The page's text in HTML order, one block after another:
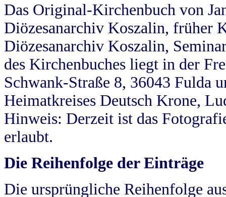
Das Original-Kirchenbuch von
Diözesanarchiv Koszalin, früher
Diözesanarchiv Koszalin,
des Kirchenbuches liegt in der
Schwank-Straße 8, 36043 Fulda
Heimatkreises Deutsch Krone,
Hinweis: Derzeit ist das
erlaubt.
Die Reihenfolge der Einträge
Die ursprüngliche Reihenfolge